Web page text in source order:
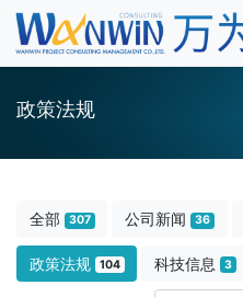
政策法规
全部 307 公司新闻 36
政策法规 104 科技信息 3